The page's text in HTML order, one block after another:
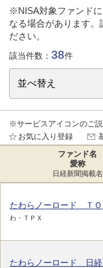
※NISA対象ファンド
なる場合があります。
ださい。
該当件数： 38件
※サービスアイコンのご説
お気に入り登録
ファンド名
愛称
日経新聞掲載名
たわらノーロード ＴＯ
わ・ＴＰＸ
たわらノーロード 日経